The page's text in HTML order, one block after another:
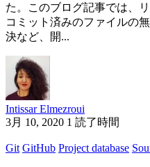
た。このブログ記事では、
コミット済みのファイルの
決など、開...
Intissar Elmezroui
3月 10, 2020 1 読了時間
Git GitHub Project database